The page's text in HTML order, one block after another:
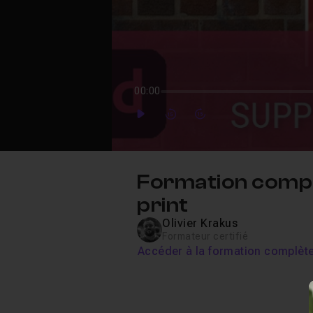
00:00
PlayForwardForward
Formation
print
Olivier Krakus
Accéder à la formation